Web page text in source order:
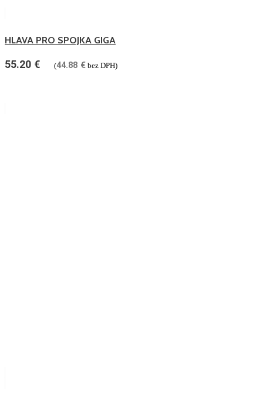
HLAVA PRO SPOJKA GIGA
55.20 € (44.88 € bez DPH)